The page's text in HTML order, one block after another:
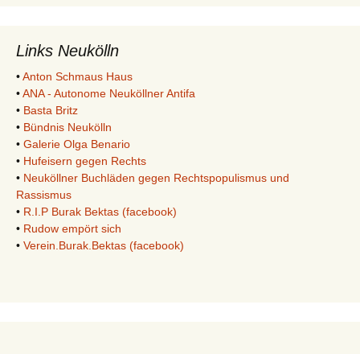
Links Neukölln
•Anton Schmaus Haus
•ANA - Autonome Neuköllner Antifa
• Basta Britz
• Bündnis Neukölln
• Galerie Olga Benario
• Hufeisern gegen Rechts
• Neuköllner Buchläden gegen Rechtspopulismus und
Rassismus
• R.I.P Burak Bektas (facebook)
• Rudow empört sich
• Verein.Burak.Bektas (facebook)